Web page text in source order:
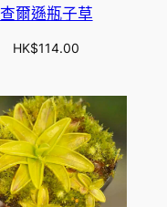
查爾遜瓶子草
HK$114.00